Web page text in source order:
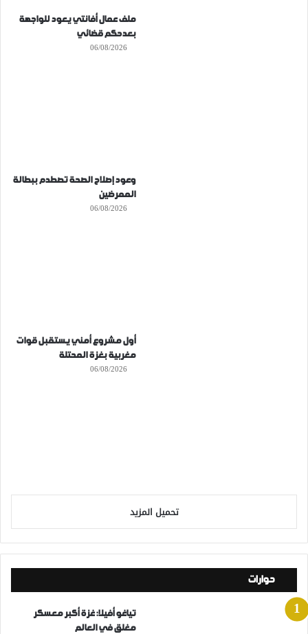
ملف عمال أفانتي يعود للواجهة
بعدحكم قضائي
06/08/2026
وعود إصلاح الصحة تصطدم ببطالة
الممرضين
06/08/2026
أول مشروع أمني يستقبل قوات
مغربية بغزة المحتلة
06/08/2026
تحميل المزيد
حوارات
تياغو أفيلا: غزة أكبر معسكر
مغلق في العالم